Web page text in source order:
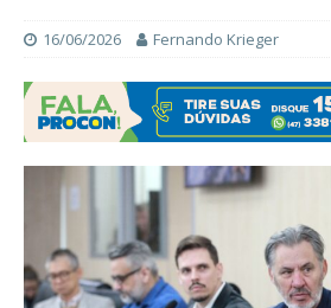
16/06/2026 Fernando Krieger